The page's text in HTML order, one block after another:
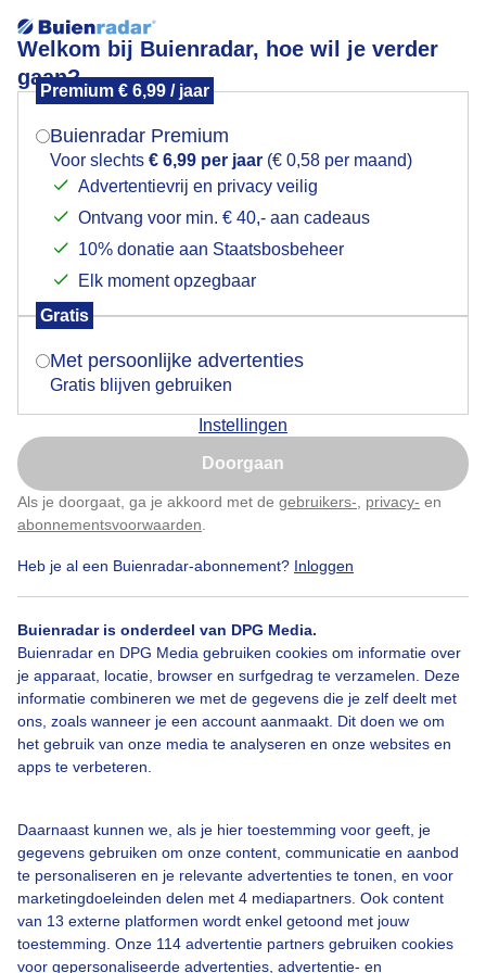
Welkom bij Buienradar, hoe wil je verder
gaan?
Premium € 6,99 / jaar
Buienradar Premium
Voor slechts € 6,99 per jaar (€ 0,58 per maand)
Advertentievrij en privacy veilig
Ontvang voor min. € 40,- aan cadeaus
10% donatie aan Staatsbosbeheer
Elk moment opzegbaar
Gratis
Met persoonlijke advertenties
Gratis blijven gebruiken
Instellingen
Doorgaan
Als je doorgaat, ga je akkoord met de gebruikers- privacy- en
abonnementsvoorwaarden
Heb je al een Buienradar-abonnement? Inloggen
Buienradar is onderdeel van DPG Media.
Buienradar en DPG Media gebruiken cookies om informatie over
je apparaat, locatie, browser en surfgedrag te verzamelen. Deze
informatie combineren we met de gegevens die je zelf deelt met
ons, zoals wanneer je een account aanmaakt. Dit doen we om
het gebruik van onze media te analyseren en onze websites en
apps te verbeteren.
Daarnaast kunnen we, als je hier toestemming voor geeft, je
gegevens gebruiken om onze content, communicatie en aanbod
te personaliseren en je relevante advertenties te tonen, en voor
marketingdoeleinden delen met 4 mediapartners. Ook content
van 13 externe platformen wordt enkel getoond met jouw
toestemming. Onze 114 advertentie partners gebruiken cookies
voor gepersonaliseerde advertenties, advertentie- en
hyacinten
Een moment geduld aub...
Populaire categorieën
Lente
Zomer
Over Buienradar
Bedrijfsgegevens
Veelgestelde vragen
Contact
Toegankelijkheid
Buienradar Team
Privacy beleid
Cookie beleid
Privacy instellingen
Mogen we je locatie gebruiken voor het
Indien je hier nog geen akkoord op hebt gegeven,
verschijnt er zo een pop-up uit je browser waarin
Is goed, toon de popup
Nu niet, misschien later
Klik hierom dit aan te passen